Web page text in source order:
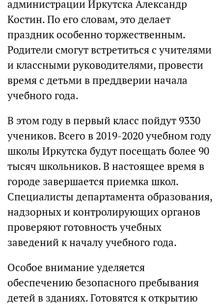
администрации Иркутска Александр
Костин. По его словам, это делает
праздник особенно торжественным.
Родители смогут встретиться с учителями
и классными руководителями, провести
время с детьми в преддверии начала
учебного года.
В этом году в первый класс пойдут 9330
учеников. Всего в 2019-2020 учебном году
школы Иркутска будут посещать более 90
тысяч школьников. В настоящее время в
городе завершается приемка школ.
Специалисты департамента образования,
надзорных и контролирующих органов
проверяют готовность учебных
заведений к началу учебного года.
Особое внимание уделяется
обеспечению безопасного пребывания
детей в зданиях. Готовятся к открытию